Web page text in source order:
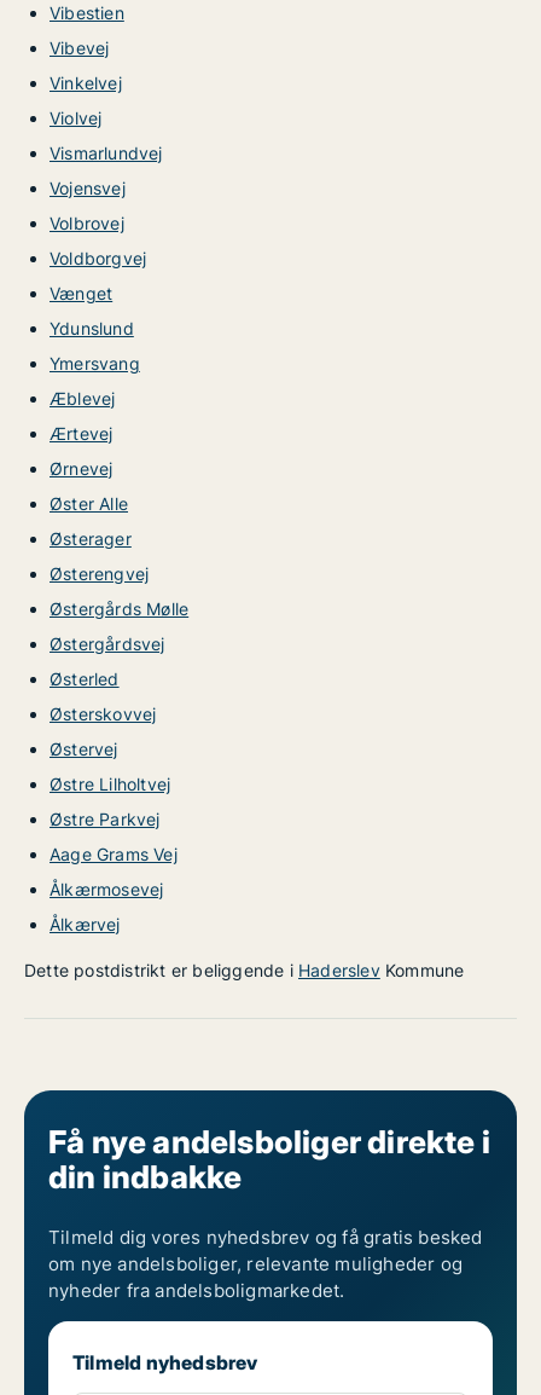
Vibestien
Vibevej
Vinkelvej
Violvej
Vismarlundvej
Vojensvej
Volbrovej
Voldborgvej
Vænget
Ydunslund
Ymersvang
Æblevej
Ærtevej
Ørnevej
Øster Alle
Østerager
Østerengvej
Østergårds Mølle
Østergårdsvej
Østerled
Østerskovvej
Østervej
Østre Lilholtvej
Østre Parkvej
Aage Grams Vej
Ålkærmosevej
Ålkærvej
Dette postdistrikt er beliggende i HaderslevKommune
Få nye andelsboliger direkte i
din indbakke
Tilmeld dig vores nyhedsbrev og få gratis besked
om nye andelsboliger, relevante muligheder og
nyheder fra andelsboligmarkedet.
Tilmeld nyhedsbrev